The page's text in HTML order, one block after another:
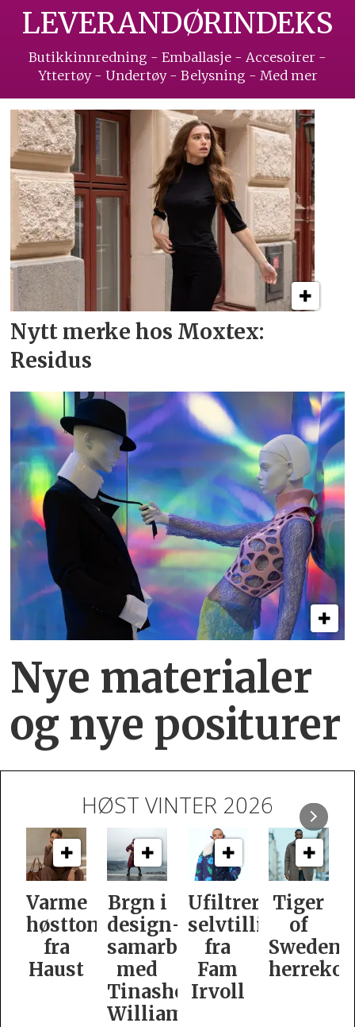
LEVERANDØRINDEKS
Butikkinnredning - Emballasje - Accesoirer -
Yttertøy - Undertøy - Belysning - Med mer
Nytt merke hos Moxtex:
Residus
Nye materialer
og nye positurer
HØST VINTER 2026
Brgn i
design­
samarbeid
med
Williamson
Ufiltrert
selvtillit
fra
Fam
Irvoll
Tiger
of
Swedens
herrekolleksjon
Slik
er
dame­